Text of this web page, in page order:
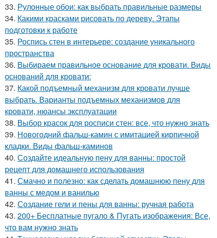
33. Рулонные обои: как выбрать правильные размеры
34. Какими красками рисовать по дереву. Этапы
подготовки к работе
35. Роспись стен в интерьере: создание уникального
пространства
36. Выбираем правильное основание для кровати. Виды
оснований для кровати:
37. Какой подъемный механизм для кровати лучше
выбрать. Варианты подъемных механизмов для
кровати, нюансы эксплуатации
38. Выбор красок для росписи стен: все, что нужно знать
39. Новогодний фальш-камин с имитацией кирпичной
кладки. Виды фальш-каминов
40. Создайте идеальную пену для ванны: простой
рецепт для домашнего использования
41. Смачно и полезно: как сделать домашнюю пену для
ванны с медом и ванилью
42. Создание гели и пены для ванны: ручная работа
43. 200+ Бесплатные пугало & Пугать изображения: Все,
что вам нужно знать